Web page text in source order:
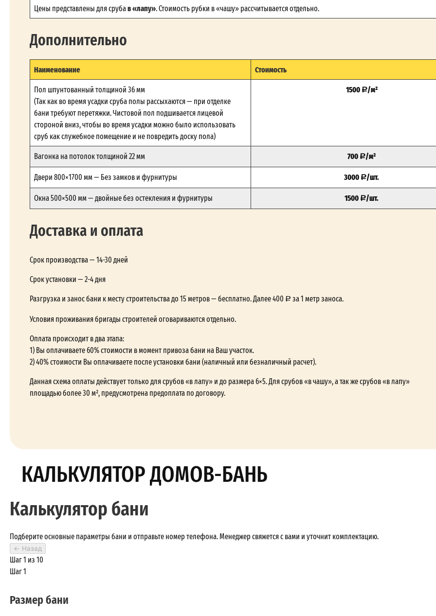
Цены представлены для срубав «лапу». Стоимость рубки в «чашу» рассчитывается отдельно.
Дополнительно
Наименование Стоимость
Пол шпунтованный толщиной 36 мм
(Так как во время усадки сруба полы рассыхаются — при отделке
бани требуют перетяжки. Чистовой пол подшивается лицевой
стороной вниз, чтобы во время усадки можно было использовать
сруб как служебное помещение и не повредить доску пола)
1500 /м²
Вагонка на потолок толщиной 22 мм 700 /м²
Двери 800×1700 мм — Без замков и фурнитуры 3000 /шт.
Окна 500×500 мм — двойные без остекления и фурнитуры 1500 /шт.
Доставка и оплата
Срок производства — 14-30 дней
Срок установки — 2-4 дня
Разгрузка и занос бани к месту строительства до 15 метров — бесплатно. Далее 400
за 1 метр заноса.
Условия проживания бригады строителей оговариваются отдельно.
Оплата происходит в два этапа:
1) Вы оплачиваете 60% стоимости в момент привоза бани на Ваш участок.
2) 40% стоимости Вы оплачиваете после установки бани (наличный или безналичный расчет).
Данная схема оплаты действует только для срубов «в лапу» и до размера 6×5. Для срубов «в чашу», а так же срубов «в лапу»
площадью более 30 м², предусмотрена предоплата по договору.
КАЛЬКУЛЯТОР ДОМОВ-БАНЬ
Калькулятор бани
Подберите основные параметры бани и отправьте номер телефона. Менеджер свяжется с вами и уточнит комплектацию.
← Назад
Шаг 1 из 10
Шаг 1
Размер бани